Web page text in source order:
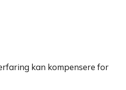
kan kompensere for